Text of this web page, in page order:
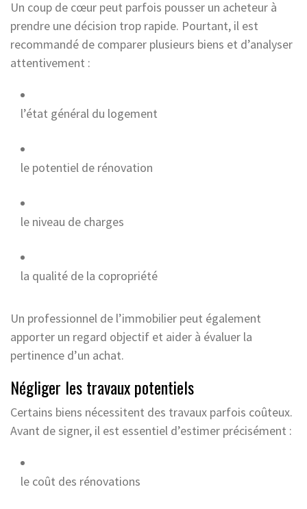
Un coup de cœur peut parfois pousser un acheteur à
prendre une décision trop rapide. Pourtant, il est
recommandé de comparer plusieurs biens et d’analyser
attentivement :
l’état général du logement
le potentiel de rénovation
le niveau de charges
la qualité de la copropriété
Un professionnel de l’immobilier peut également
apporter un regard objectif et aider à évaluer la
pertinence d’un achat.
Négliger les travaux potentiels
Certains biens nécessitent des travaux parfois coûteux.
Avant de signer, il est essentiel d’estimer précisément :
le coût des rénovations